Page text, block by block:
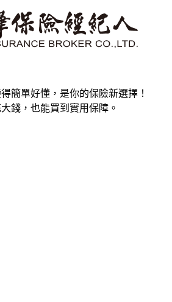
簡單好懂，是你的保險新選擇！
錢，也能買到實用保障。